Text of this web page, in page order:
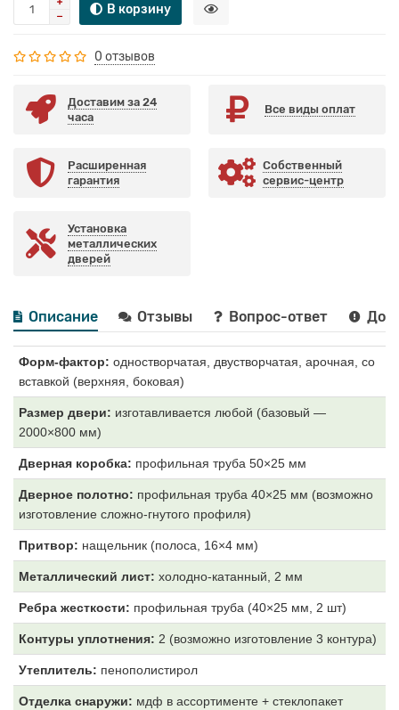
В корзину
0 отзывов
Доставим за 24
часа
Все виды оплат
Расширенная
гарантия
Собственный
сервис-центр
Установка
металлических
дверей
Описание Отзывы Вопрос-ответ
Форм-фактор: одностворчатая, двустворчатая, арочная, со
вставкой (верхняя, боковая)
Размер двери: изготавливается любой (базовый —
2000×800 мм)
Дверная коробка: профильная труба 50×25 мм
Дверное полотно: профильная труба 40×25 мм (возможно
изготовление сложно-гнутого профиля)
Притвор: нащельник (полоса, 16×4 мм)
Металлический лист: холодно-катанный, 2 мм
Ребра жесткости: профильная труба (40×25 мм, 2 шт)
Контуры уплотнения: 2 (возможно изготовление 3 контура)
Утеплитель: пенополистирол
Отделка снаружи: мдф в ассортименте + стеклопакет